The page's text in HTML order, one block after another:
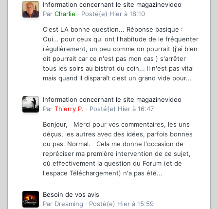
Information concernant le site magazinevideo
Par Charlie · Posté(e) Hier à 18:10
C'est LA bonne question... Réponse basique :
Oui... pour ceux qui ont l'habitude de le fréquenter
régulièrement, un peu comme on pourrait (j'ai bien
dit pourrait car ce n'est pas mon cas ) s'arrêter
tous les soirs au bistrot du coin... Il n'est pas vital
mais quand il disparaît c'est un grand vide pour...
Information concernant le site magazinevideo
Par Thierry P. · Posté(e) Hier à 16:47
Bonjour, Merci pour vos commentaires, les uns
déçus, les autres avec des idées, parfois bonnes
ou pas. Normal. Cela me donne l'occasion de
repréciser ma première intervention de ce sujet,
où effectivement la question du Forum (et de
l'espace Téléchargement) n'a pas été...
Besoin de vos avis
Par Dreaming · Posté(e) Hier à 15:59